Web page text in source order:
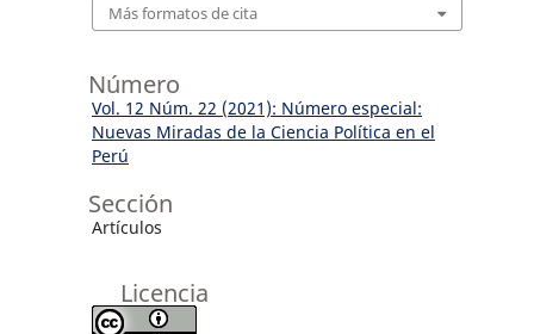
Más formatos de cita
Número
Vol. 12 Núm. 22 (2021): Número especial:
Nuevas Miradas de la Ciencia Política en el
Perú
Sección
Artículos
Licencia